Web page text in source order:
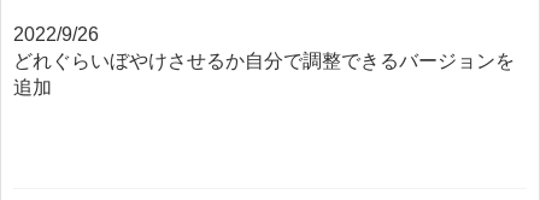
2022/9/26
どれぐらいぼやけさせるか自分で調整できるバージョンを
追加